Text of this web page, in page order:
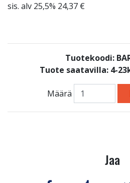
sis. alv 25,5% 24,37 €
Tuotekoodi:
Tuote saatavilla: 4-
Määrä
Jaa